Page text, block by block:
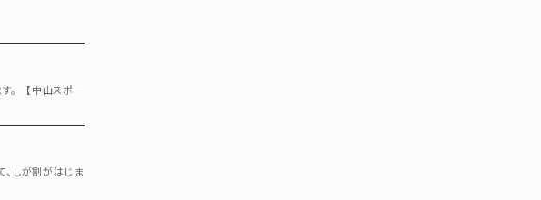
。 【中山スポー
しが割がはじま